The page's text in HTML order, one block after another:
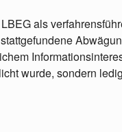
als
wurde, sondern